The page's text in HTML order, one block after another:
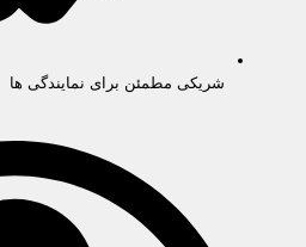
شریکی مطمئن برای نمایندگی ها